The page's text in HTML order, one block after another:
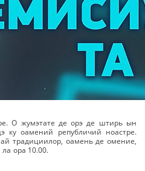
О жумэтате де орэ де штирь ын
ку оамений републичий ноастре.
традициилор, оамень де омение,
ора 10.00.